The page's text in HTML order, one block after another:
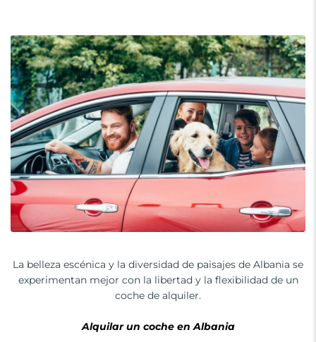
La belleza escénica y la diversidad de paisajes de Albania se
experimentan mejor con la libertad y la flexibilidad de un
coche de alquiler.
Alquilar un coche en Albania